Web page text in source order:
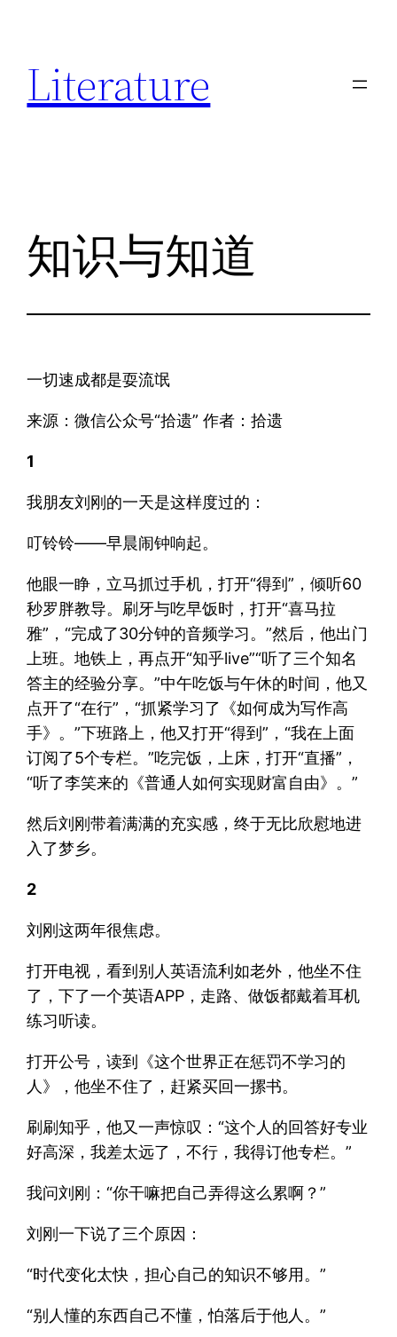
Literature
知识与知道
一切速成都是耍流氓
来源：微信公众号“拾遗” 作者：拾遗
1
我朋友刘刚的一天是这样度过的：
叮铃铃——早晨闹钟响起。
他眼一睁，立马抓过手机，打开“得到”，倾听60
秒罗胖教导。刷牙与吃早饭时，打开“喜马拉
雅”，“完成了30分钟的音频学习。”然后，他出门
上班。地铁上，再点开“知乎live”“听了三个知名
答主的经验分享。”中午吃饭与午休的时间，他又
点开了“在行”，“抓紧学习了《如何成为写作高
手》。”下班路上，他又打开“得到”，“我在上面
订阅了5个专栏。”吃完饭，上床，打开“直播”，
“听了李笑来的《普通人如何实现财富自由》。”
然后刘刚带着满满的充实感，终于无比欣慰地进
入了梦乡。
2
刘刚这两年很焦虑。
打开电视，看到别人英语流利如老外，他坐不住
了，下了一个英语APP，走路、做饭都戴着耳机
练习听读。
打开公号，读到《这个世界正在惩罚不学习的
人》，他坐不住了，赶紧买回一摞书。
刷刷知乎，他又一声惊叹：“这个人的回答好专业
好高深，我差太远了，不行，我得订他专栏。”
我问刘刚：“你干嘛把自己弄得这么累啊？”
刘刚一下说了三个原因：
“时代变化太快，担心自己的知识不够用。”
“别人懂的东西自己不懂，怕落后于他人。”